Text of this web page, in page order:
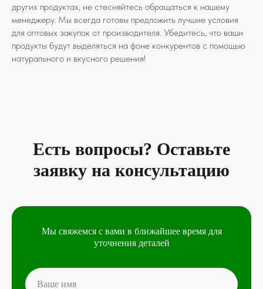
других продуктах, не стесняйтесь обращаться к нашему
менеджеру. Мы всегда готовы предложить лучшие условия
для оптовых закупок от производителя. Убедитесь, что ваши
продукты будут выделяться на фоне конкурентов с помощью
натурального и вкусного решения!
Есть вопросы? Оставьте
заявку на консультацию
Мы свяжемся с вами в ближайшее время для
уточнения деталей